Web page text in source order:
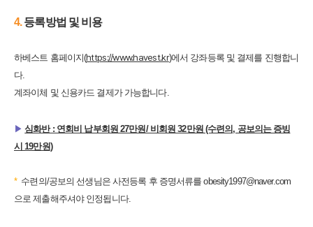
4.​등록방법 및 비용
하베스트 홈페이지(https://www.havest.kr)에서 강좌등록 및 결제를 진행합니
다.
계좌이체 및 신용카드 결제가 가능합니다.
▶ ​심화반 : 연회비 납부회원 27만원/ 비회원 32만원 (수련의, 공보의는 증빙
시 19만원)
*​ 수련의/공보의 선생님은 사전등록 후 증명서류를 obesity1997@naver.com
으로제출해주셔야 인정됩니다.